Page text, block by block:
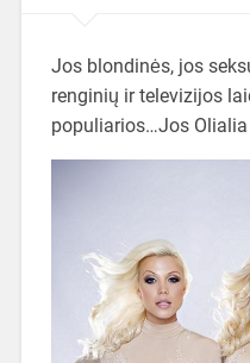
Jos blondinės, jos
renginių ir televizijos
populiarios…Jos